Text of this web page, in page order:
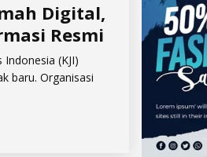
Digital,
Resmi
(KJI)
baru. Organisasi